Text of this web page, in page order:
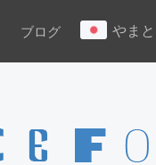
ブログ やまと